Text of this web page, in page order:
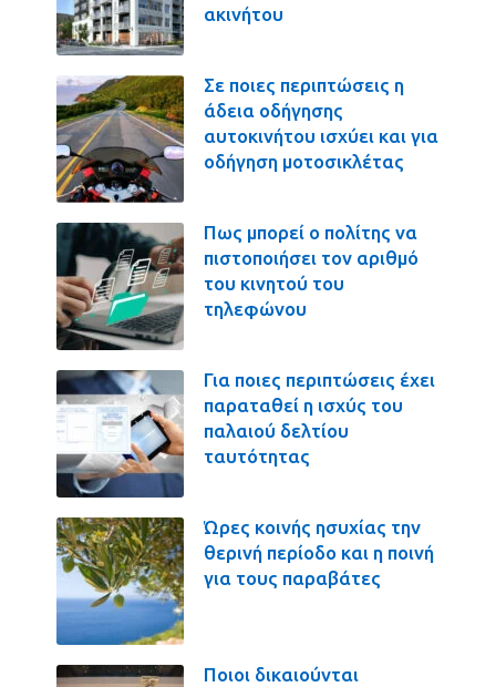
ακινήτου
Σε ποιες περιπτώσεις η
άδεια οδήγησης
αυτοκινήτου ισχύει και για
οδήγηση μοτοσικλέτας
Πως μπορεί ο πολίτης να
πιστοποιήσει τον αριθμό
του κινητού του
τηλεφώνου
Για ποιες περιπτώσεις έχει
παραταθεί η ισχύς του
παλαιού δελτίου
ταυτότητας
Ώρες κοινής ησυχίας την
θερινή περίοδο και η ποινή
για τους παραβάτες
Ποιοι δικαιούνται